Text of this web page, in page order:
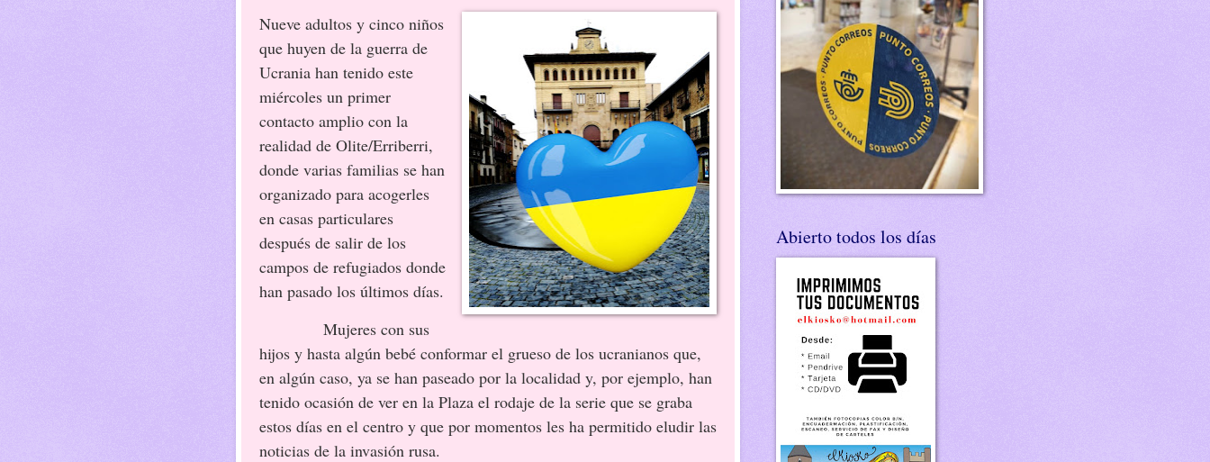
Nueve adultos y cinco niños
que huyen de la guerra de
Ucrania han tenido este
miércoles un primer
contacto amplio con la
realidad de Olite/Erriberri,
donde varias familias se han
organizado para acogerles
en casas particulares
después de salir de los
campos de refugiados donde
han pasado los últimos días.
Mujeres con sus
hijos y hasta algún bebé conformar el grueso de los ucranianos que,
en algún caso, ya se han paseado por la localidad y, por ejemplo, han
tenido ocasión de ver en la Plaza el rodaje de la serie que se graba
estos días en el centro y que por momentos les ha permitido eludir las
noticias de la invasión rusa.
Abierto todos los días